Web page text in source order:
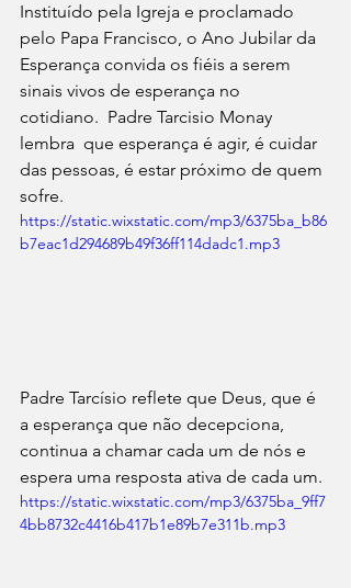
Instituído pela Igreja e proclamado
pelo Papa Francisco, o Ano Jubilar da
Esperança convida os fiéis a serem
sinais vivos de esperança no
cotidiano.  Padre Tarcisio Monay
lembra  que esperança é agir, é cuidar
das pessoas, é estar próximo de quem
sofre.
https://static.wixstatic.com/mp3/6375ba_b86
b7eac1d294689b49f36ff114dadc1.mp3
Padre Tarcísio reflete que Deus, que é
a esperança que não decepciona,
continua a chamar cada um de nós e
espera uma resposta ativa de cada um.
https://static.wixstatic.com/mp3/6375ba_9ff7
4bb8732c4416b417b1e89b7e311b.mp3